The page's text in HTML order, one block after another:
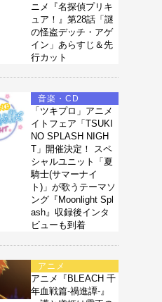
ニメ『名探偵プリキ
ュア！』第28話「謎
の怪盗デッチ・アゲ
イン」あらすじ＆先
行カット
音楽・CD
「ツキプロ」アニメ
イトフェア「TSUKI
NO SPLASH NIGH
T」開催決定！ スペ
シャルユニット「夏
騎士(サマーナイ
ト)」が歌うテーマソ
ング『Moonlight Spl
ash』収録後インタ
ビューも到着
アニメ
アニメ『BLEACH 千
年血戦篇-禍進譚-』